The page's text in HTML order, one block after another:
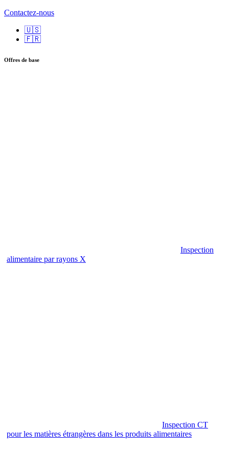
Contactez-nous
🇺🇸
🇫🇷
Offres de base
Inspection
alimentaire par rayons X
Inspection CT
pour les matières étrangères dans les produits alimentaires